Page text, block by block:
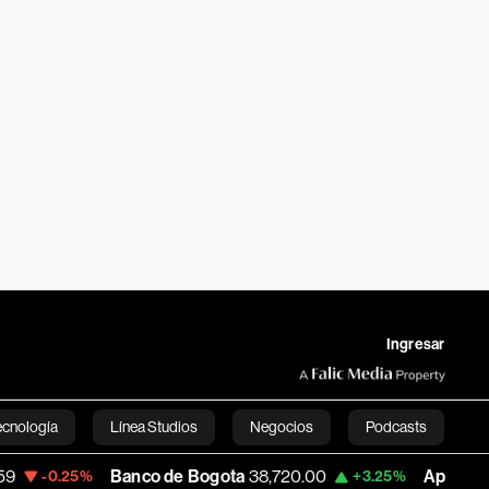
Ingresar
Línea Studios Negocios Podcasts
English
Banco de Bogota 38,720.00 +3.25% Apple 308.63